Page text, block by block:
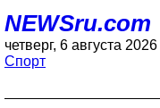
NEWSru.com
четверг, 6 августа 2026
Спорт